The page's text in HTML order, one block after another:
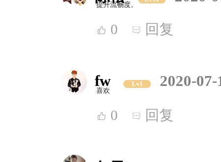
提升流畅度。
0 回复
fw Lv1 2020-
喜欢
0 回复